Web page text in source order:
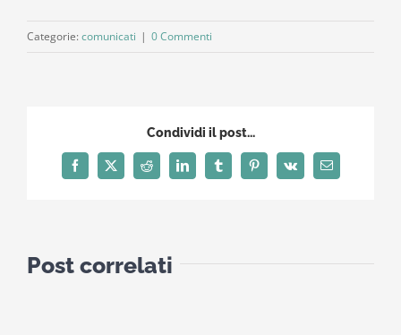
Categorie: comunicati | 0 Commenti
Condividi il post...
Facebook
X Reddit LinkedInTumblrPinterest
Vk Email
Post correlati